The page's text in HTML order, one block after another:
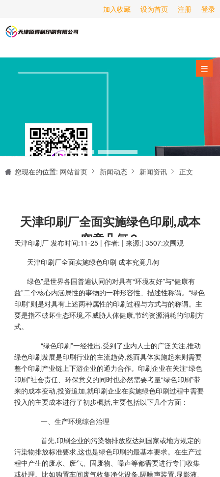
登录
注册
设为首页
加入收藏
☰
海报印刷
服务项目
新闻动态
关于我们
联系我们
您现在的位置: 网站首页 新闻动态 新闻资讯 正文
天津印刷厂全面实施绿色印刷,成本
究竟几何？
天津印刷厂 发布时间:11-25 | 作者: | 来源:| 3507:次围观
天津印刷厂全面实施绿色印刷 成本究竟几何
绿色”是世界各国普遍认同的对具有“环境友好”与“健康有
益”二个核心内涵属性的事物的一种形容性、描述性称谓。“绿色
印刷”则是对具有上述两种属性的印刷过程与方式与的称谓。主
要是指不破坏生态环境,不威胁人体健康,节约资源消耗的印刷方
式。
“绿色印刷”一经推出,受到了业内人士的广泛关注,推动
绿色印刷发展是印刷行业的主流趋势,然而具体实施起来则需要
整个印刷产业链上下游企业的通力合作。印刷企业在关注“绿色
印刷”社会责任、环保意义的同时也必然需要考量“绿色印刷”带
来的成本变动,投资追加,就印刷企业在实施绿色印刷过程中需要
投入的主要成本进行了初步概括,主要包括以下几个方面：
一、生产环境综合治理
首先,印刷企业的污染物排放应达到国家或地方规定的
污染物排放标准要求,这也是绿色印刷的最基本要求。在生产过
程中产生的废水、废气、固废物、噪声等都需要进行专门收集
或处理。比如购置车间废气收集净化设备,隔噪声装置,显影液、